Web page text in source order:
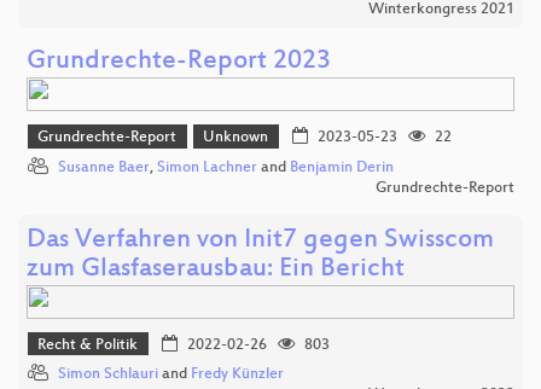
Winterkongress 2021
Grundrechte-Report 2023
Grundrechte-Report Unknown 2023-05-23
22
Susanne Baer, Simon Lachner and Benjamin Derin
Grundrechte-Report
Das Verfahren von Init7 gegen Swisscom
zum Glasfaserausbau: Ein Bericht
Recht & Politik 2022-02-26
803
Simon Schlauri and Fredy Künzler